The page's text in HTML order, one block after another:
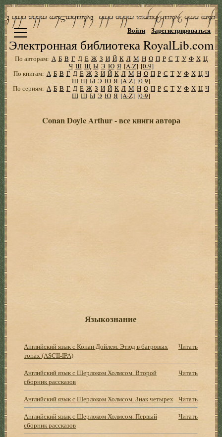
Электронная библиотека RoyalLib.com
Войти Зарегистрироваться
По авторам: А Б В Г Д Е Ж З И Й К Л М Н О П Р С Т У Ф Х Ц
Ч Ш Щ Ы Э Ю Я [A-Z] [0-9]
По книгам: А Б В Г Д Е Ж З И Й К Л М Н О П Р С Т У Ф Х Ц Ч
Ш Щ Ы Э Ю Я [A-Z] [0-9]
По сериям: А Б В Г Д Е Ж З И Й К Л М Н О П Р С Т У Ф Х Ц Ч
Ш Щ Ы Э Ю Я [A-Z] [0-9]
Conan Doyle Arthur - все книги автора
Языкознание
Английский язык с Конан Дойлем. Этюд в багровых
тонах (ASCII-IPA)
Читать
Английский язык с Шерлоком Холмсом. Второй
сборник рассказов
Читать
Английский язык с Шерлоком Холмсом. Знак четырех Читать
Английский язык с Шерлоком Холмсом. Первый
сборник рассказов
Читать